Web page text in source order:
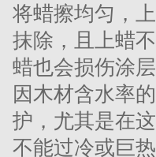
将蜡擦均匀，
抹除，且上蜡
蜡也会损伤涂
因木材含水率
护，尤其是在
不能过冷或巨